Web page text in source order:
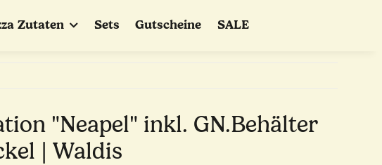
Zutaten Sets Gutscheine SALE
"Neapel" inkl. GN.Behälter
| Waldis